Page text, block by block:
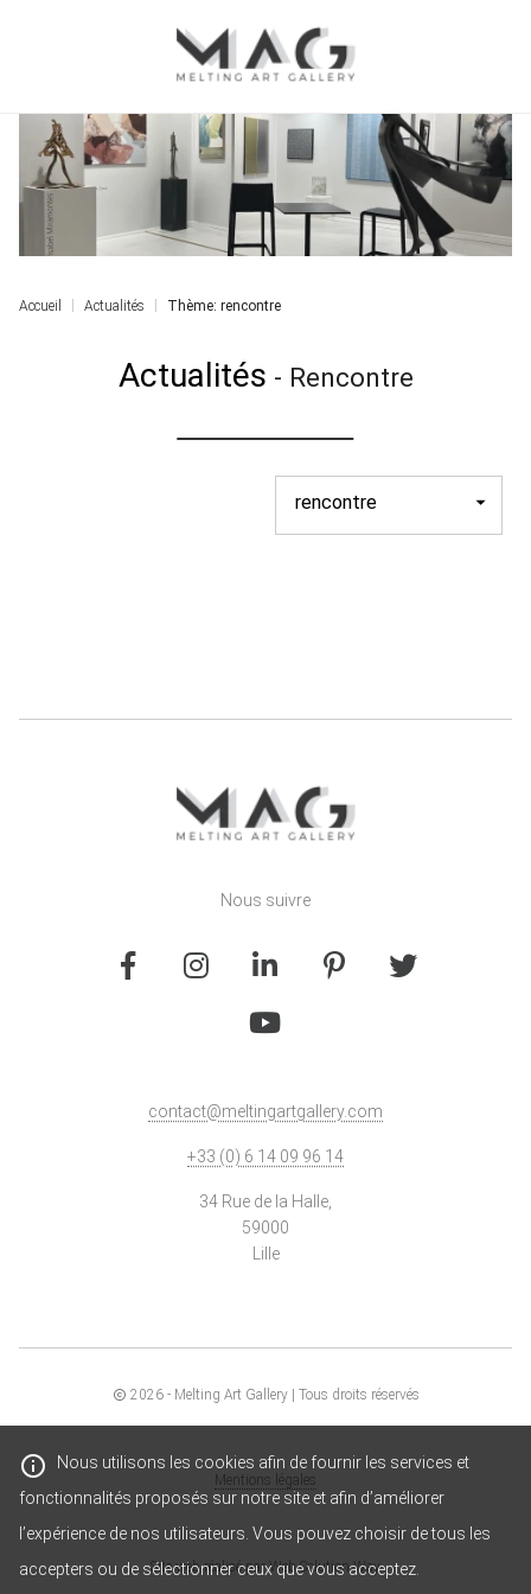
Nous utilisons les cookies afin de fournir les services et
fonctionnalités proposés sur notre site et afin d’améliorer
l’expérience de nos utilisateurs. Vous pouvez choisir de tous les
accepters ou de sélectionner ceux que vous acceptez.
Accueil Actualités Thème: rencontre
Actualités - Rencontre
rencontre
Nous suivre
contact@meltingartgallery.com
+33 (0) 6 14 09 96 14
34 Rue de la Halle,
59000
Lille
2026- Melting Art Gallery | Tous droits réservés
Mentions légales
Site web réalisé parWeb Solution Way